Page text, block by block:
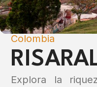
Colombia
Explora la